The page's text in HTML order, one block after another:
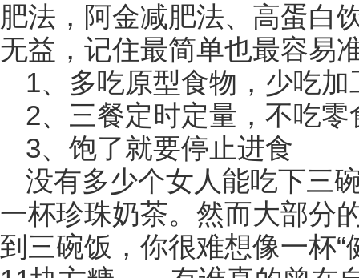
肥法，阿金减肥法、高蛋白
无益，记住最简单也最容易
1、多吃原型食物，少吃加
2、三餐定时定量，不吃
3、饱了就要停止进食
没有多少个女人能吃下三
一杯珍珠奶茶。然而大部分
到三碗饭，你很难想像一杯